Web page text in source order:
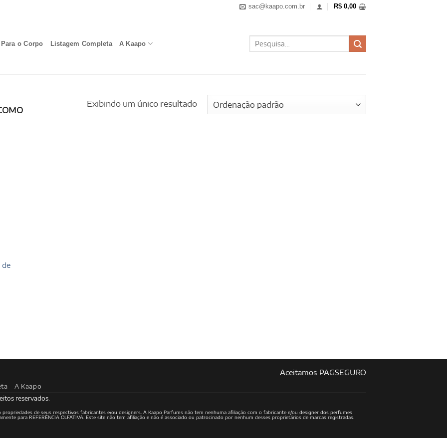
sac@kaapo.com.br R$ 0,00
Para o Corpo Listagem Completa A Kaapo
Pesquisar
por:
Exibindo um único resultado
de
Aceitamos PAGSEGURO
A Kaapo
reservados.
propriedades de seus respectivos fabricantes e/ou designers. A Kaapo Parfums não tem nenhuma afiliação com o fabricante e/ou designer dos perfumes
para REFERÊNCIA OLFATIVA. Este site não tem afiliação e não é associado ou patrocinado por nenhum desses proprietários de marcas registradas.